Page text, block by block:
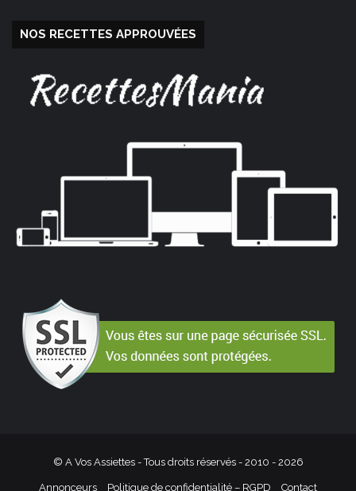
NOS RECETTES APPROUVÉES
© A Vos Assiettes - Tous droits réservés - 2010 - 2026
Annonceurs Politique de confidentialité – RGPD Contact